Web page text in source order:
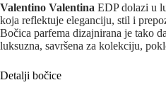
Valentino Valentina EDP dolazi u
koja reflektuje eleganciju, stil i
Bočica parfema dizajnirana je tako
luksuzna, savršena za kolekciju,
Detalji bočice